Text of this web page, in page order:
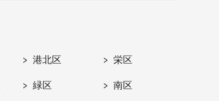
港北区 栄区
緑区 南区